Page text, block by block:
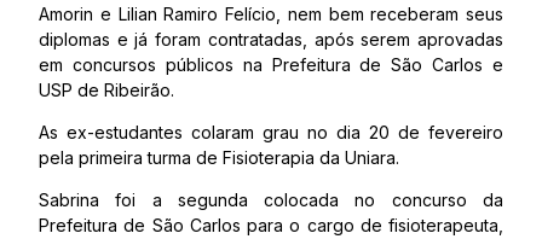
Amorin e Lilian Ramiro Felício, nem bem receberam seus
diplomas e já foram contratadas, após serem aprovadas
em concursos públicos na Prefeitura de São Carlos e
USP de Ribeirão.
As ex-estudantes colaram grau no dia 20 de fevereiro
pela primeira turma de Fisioterapia da Uniara.
Sabrina foi a segunda colocada no concurso da
Prefeitura de São Carlos para o cargo de fisioterapeuta,